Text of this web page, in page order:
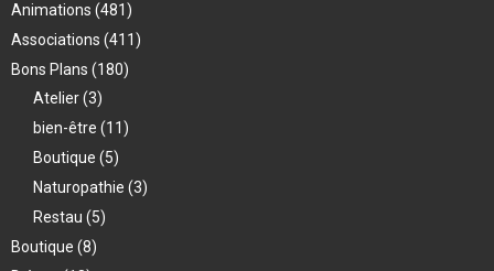
Animations (481)
Associations (411)
Bons Plans (180)
Atelier(3)
bien-être (11)
Boutique (5)
Naturopathie (3)
Restau (5)
Boutique (8)